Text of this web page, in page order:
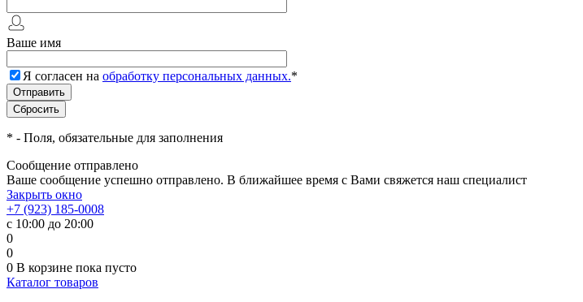
Ваше имя
Я согласен на обработку персональных данных.*
* - Поля, обязательные для заполнения
Сообщение отправлено
Ваше сообщение успешно отправлено. В ближайшее время с Вами свяжется наш специалист
Закрыть окно
+7 (923) 185-0008
с 10:00 до 20:00
0
0
0 В корзине пока пусто
Каталог товаров